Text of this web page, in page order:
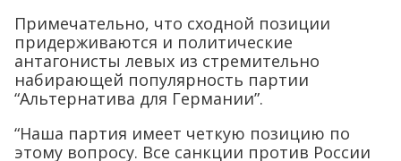
Примечательно, что сходной позиции
придерживаются и политические
антагонисты левых из стремительно
набирающей популярность партии
“Альтернатива для Германии”.
“Наша партия имеет четкую позицию по
этому вопросу. Все санкции против России